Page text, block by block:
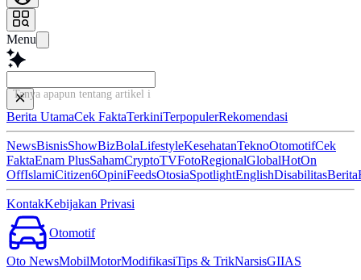
Menu
Tanya apapun tentang artikel ini...
Berita UtamaCek FaktaTerkiniTerpopulerRekomendasi
NewsBisnisShowBizBolaLifestyleKesehatanTeknoOtomotifCek
FaktaEnam PlusSahamCryptoTVFotoRegionalGlobalHotOn
OffIslamiCitizen6OpiniFeedsOtosiaSpotlightEnglishDisabilitasBerita
KontakKebijakan Privasi
Otomotif
Oto NewsMobilMotorModifikasiTips & TrikNarsisGIIAS